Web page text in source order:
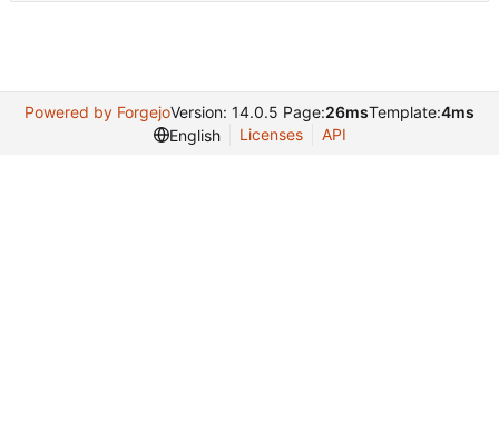
Powered by ForgejoVersion: 14.0.5 Page:26msTemplate:4ms
English
Licenses API